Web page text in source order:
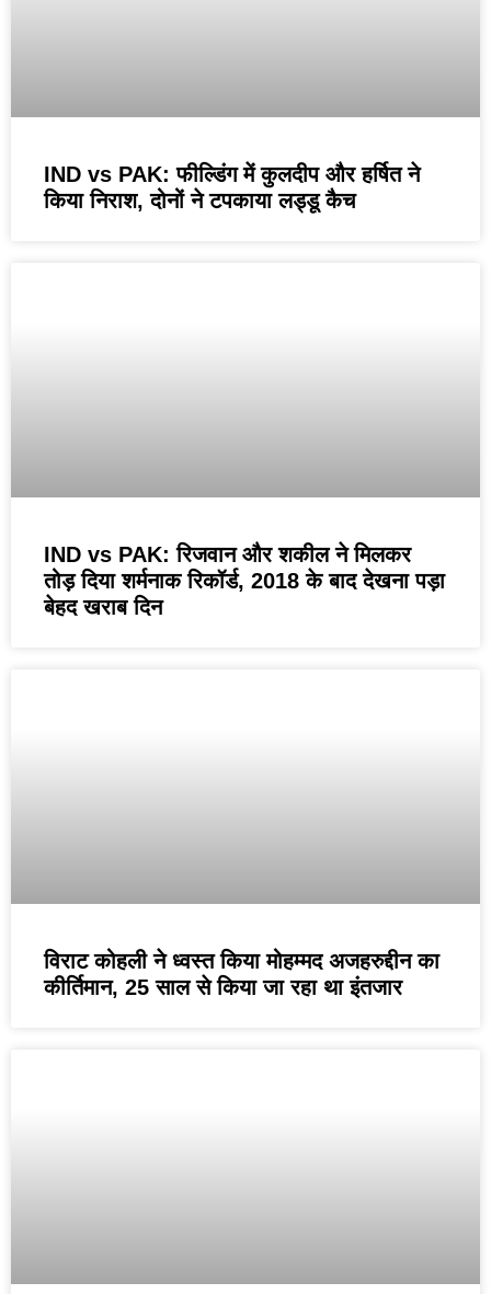
IND vs PAK: फील्डिंग में कुलदीप और हर्षित ने
किया निराश, दोनों ने टपकाया लड्डू कैच
IND vs PAK: रिजवान और शकील ने मिलकर
तोड़ दिया शर्मनाक रिकॉर्ड, 2018 के बाद देखना पड़ा
बेहद खराब दिन
विराट कोहली ने ध्वस्त किया मोहम्मद अजहरुद्दीन का
कीर्तिमान, 25 साल से किया जा रहा था इंतजार